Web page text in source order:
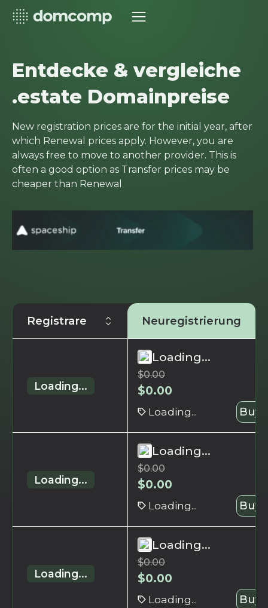
Entdecke & vergleiche
.estate Domainpreise
New registration prices are for the initial year, after
which Renewal prices apply. However, you are
always free to move to another provider. This is
often a good option as Transfer prices may be
cheaper than Renewal
Registrare Neuregistrierung
Loading...
Loading...
$0.00
$0.00
Loading... Buy
Loading...
Loading...
$0.00
$0.00
Loading... Buy
Loading...
Loading...
$0.00
$0.00
Loading... Buy